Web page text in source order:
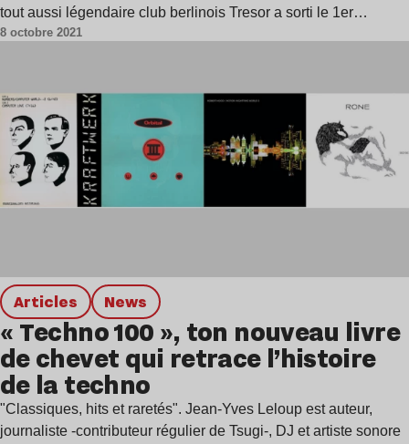
tout aussi légendaire club berlinois Tresor a sorti le 1er…
8 octobre 2021
Articles news
« Techno 100 », ton nouveau livre
de chevet qui retrace l’histoire
de la techno
"Classiques, hits et raretés". Jean-Yves Leloup est auteur,
journaliste -contributeur régulier de Tsugi-, DJ et artiste sonore